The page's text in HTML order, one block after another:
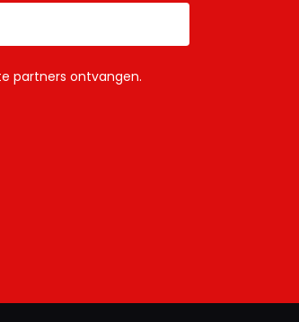
partners ontvangen.